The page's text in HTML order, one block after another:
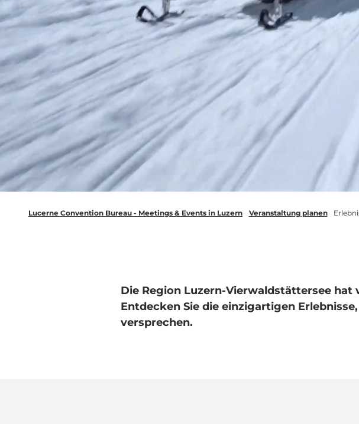
Lucerne Convention Bureau - Meetings & Events in Luzern Veranstaltung planen
Die Region Luzern-Vierwaldstättersee
Entdecken Sie die einzigartigen
versprechen.